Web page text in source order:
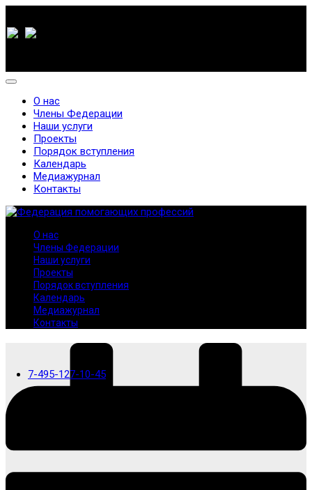
7-495-127-10-45
О нас
Члены Федерации
Наши услуги
Проекты
Порядок вступления
Календарь
Медиажурнал
Контакты
О нас
Члены Федерации
Наши услуги
Проекты
Порядок вступления
Календарь
Медиажурнал
Контакты